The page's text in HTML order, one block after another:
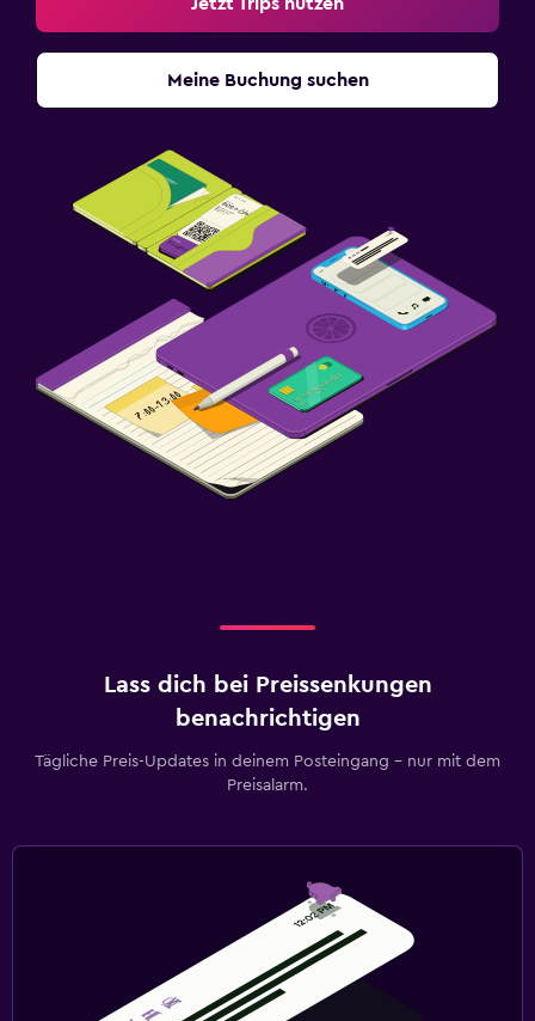
Meine Buchung suchen
Lass dich bei Preissenkungen
benachrichtigen
Tägliche Preis-Updates in deinem Posteingang – nur mit dem
Preisalarm.